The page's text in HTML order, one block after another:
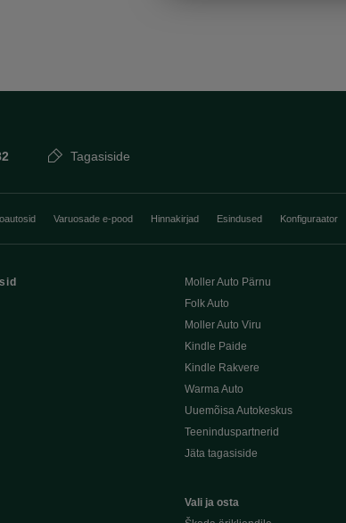
Tagasiside
Varuosade e-pood Hinnakirjad Esindused Konfiguraator
Moller Auto Pärnu
Folk Auto
Moller Auto Viru
Kindle Paide
Kindle Rakvere
Warma Auto
Uuemõisa Autokeskus
Teeninduspartnerid
Jäta tagasiside
Vali ja osta